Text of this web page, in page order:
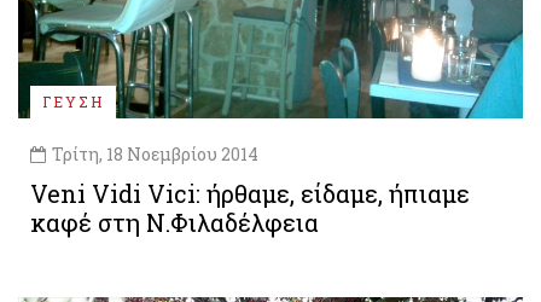
ΓΕΥΣΗ
Τρίτη, 18 Νοεμβρίου 2014
Veni Vidi Vici: ήρθαμε, είδαμε, ήπιαμε
καφέ στη Ν.Φιλαδέλφεια